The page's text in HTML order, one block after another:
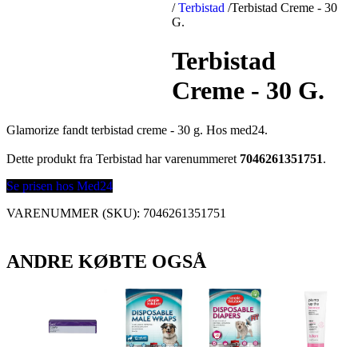
/ Terbistad /Terbistad Creme - 30
G.
Terbistad
Creme - 30 G.
Glamorize fandt terbistad creme - 30 g. Hos med24.
Dette produkt fra Terbistad har varenummeret 7046261351751.
Se prisen hos Med24
VARENUMMER (SKU): 7046261351751
ANDRE KØBTE OGSÅ